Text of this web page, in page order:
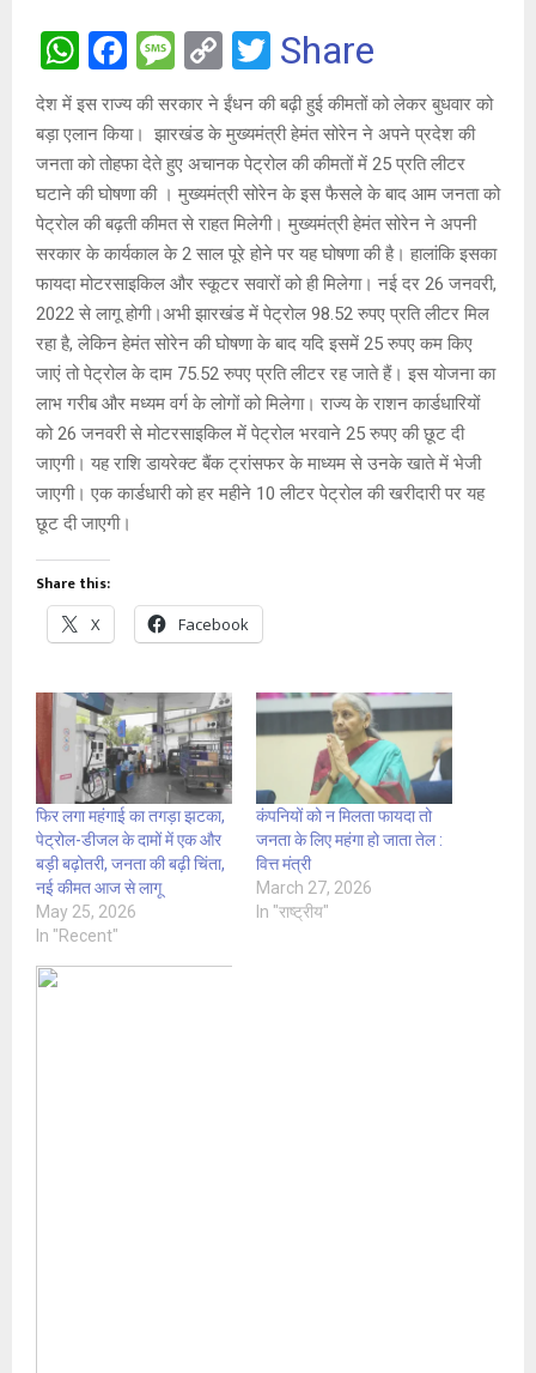
W
h
at
s
A
p
p
F
a
ce
b
o
o
k
M
es
s
a
g
e
C
o
py
Li
n
k
T
wi
tt
er
Share
देश में इस राज्य की सरकार ने ईंधन की बढ़ी हुई कीमतों को लेकर बुधवार को
बड़ा एलान किया। ‌ झारखंड के मुख्यमंत्री हेमंत सोरेन ने अपने प्रदेश की
जनता को तोहफा देते हुए अचानक पेट्रोल की कीमतों में 25 प्रति लीटर
घटाने की घोषणा की । ‌मुख्यमंत्री सोरेन के इस फैसले के बाद आम जनता को
पेट्रोल की बढ़ती कीमत से राहत मिलेगी। मुख्यमंत्री हेमंत सोरेन ने अपनी
सरकार के कार्यकाल के 2 साल पूरे होने पर यह घोषणा की है। हालांकि इसका
फायदा मोटरसाइकिल और स्कूटर सवारों को ही मिलेगा। नई दर 26 जनवरी,
2022 से लागू होगी।अभी झारखंड में पेट्रोल 98.52 रुपए प्रति लीटर मिल
रहा है, लेकिन हेमंत सोरेन की घोषणा के बाद यदि इसमें 25 रुपए कम किए
जाएं तो पेट्रोल के दाम 75.52 रुपए प्रति लीटर रह जाते हैं। इस योजना का
लाभ गरीब और मध्यम वर्ग के लोगों को मिलेगा। राज्य के राशन कार्डधारियों
को 26 जनवरी से मोटरसाइकिल में पेट्रोल भरवाने 25 रुपए की छूट दी
जाएगी। यह राशि डायरेक्ट बैंक ट्रांसफर के माध्यम से उनके खाते में भेजी
जाएगी। एक कार्डधारी को हर महीने 10 लीटर पेट्रोल की खरीदारी पर यह
छूट दी जाएगी।
Share this:
X Facebook
फिर लगा महंगाई का तगड़ा झटका,
पेट्रोल-डीजल के दामों में एक और
बड़ी बढ़ोतरी, जनता की बढ़ी चिंता,
नई कीमत आज से लागू
May 25, 2026
In "Recent"
कंपनियों को न मिलता फायदा तो
जनता के लिए महंगा हो जाता तेल :
वित्त मंत्री
March 27, 2026
In "राष्ट्रीय"